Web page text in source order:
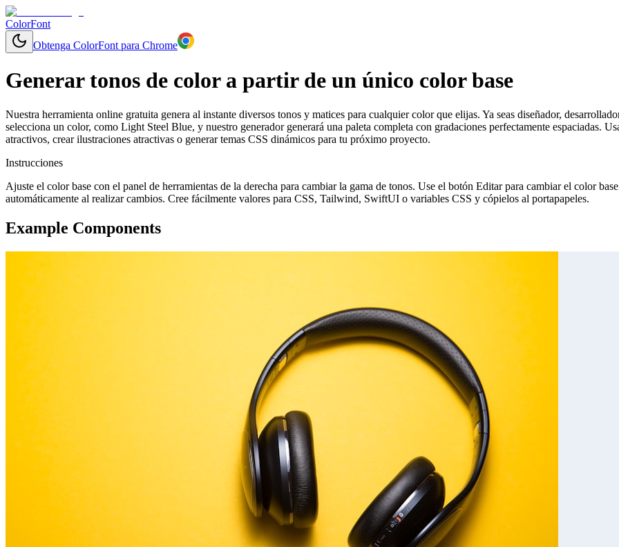
ColorFont
Obtenga ColorFont para Chrome
Generar tonos de color a partir de un único color base
Nuestra herramienta online gratuita genera al instante diversos tonos y matices para cualquier color que elijas. Ya seas diseñador,
selecciona un color, como Light Steel Blue, y nuestro generador generará una paleta completa con gradaciones perfectamente espaciadas.
atractivos, crear ilustraciones atractivas o generar temas CSS dinámicos para tu próximo proyecto.
Instrucciones
Ajuste el color base con el panel de herramientas de la derecha para cambiar la gama de tonos. Use el botón Editar para cambiar el color
automáticamente al realizar cambios. Cree fácilmente valores para CSS, Tailwind, SwiftUI o variables CSS y cópielos al portapapeles.
Example Components